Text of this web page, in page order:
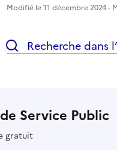
Modifié le 11 décembre 2024 -
Recherche dans
Service Public
gratuit